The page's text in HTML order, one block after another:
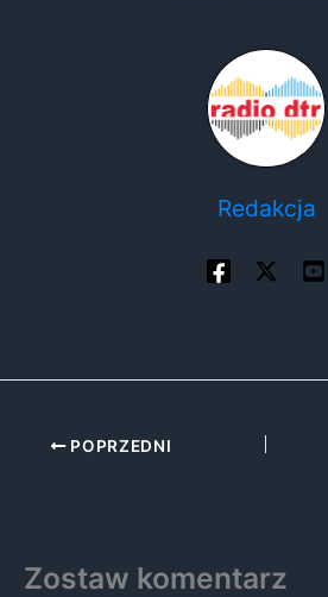
Redakcja
POPRZEDNI
Zostaw komentarz